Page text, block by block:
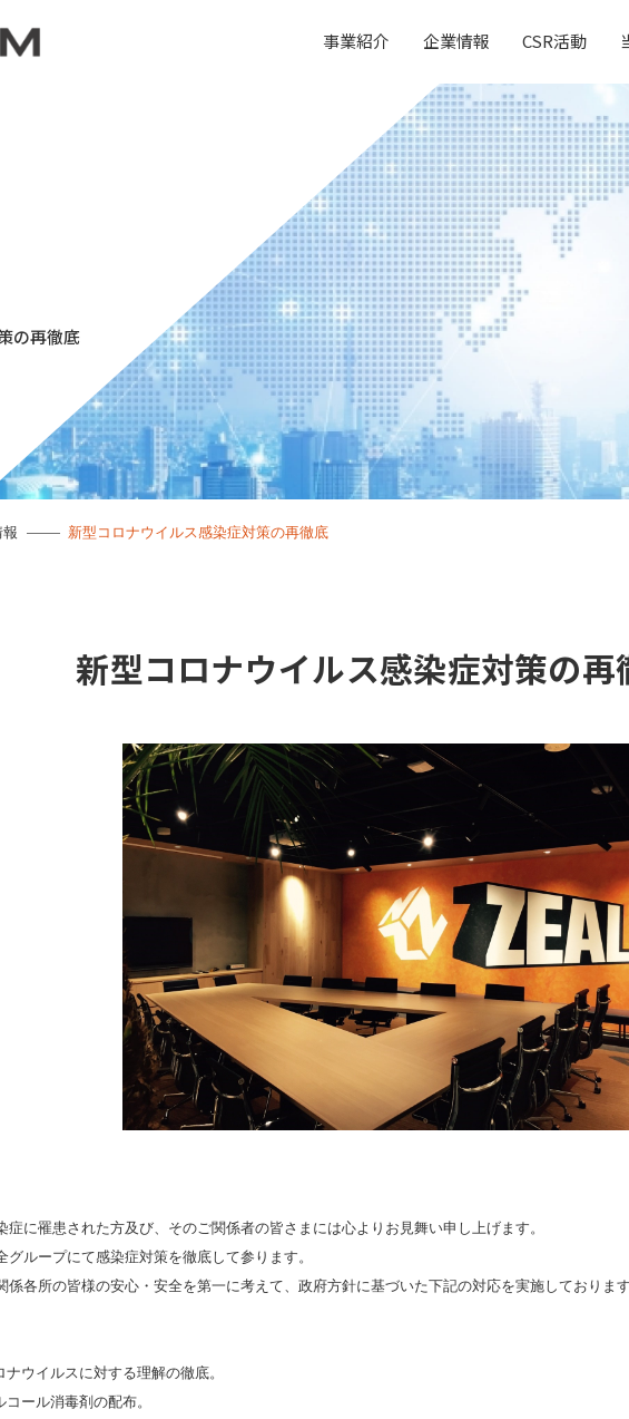
事業紹介 企業情報 CSR活動
の再徹底
新型コロナウイルス感染症対策の再徹底
新型コロナウイルス感染症対策の再
に罹患された方及び、そのご関係者の皆さまには心よりお見舞い申し上げます。
ループにて感染症対策を徹底して参ります。
係各所の皆様の安心・安全を第一に考えて、政府方針に基づいた下記の対応を実施しておりま
ウイルスに対する理解の徹底。
ール消毒剤の配布。